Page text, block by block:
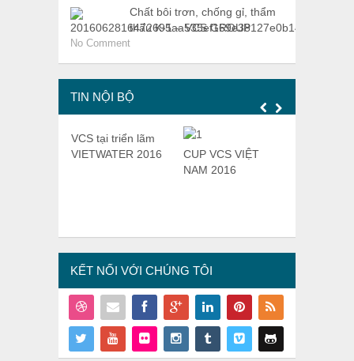
Chất bôi trơn, chống gỉ, thẩm
thấu K-1 – VCS GROUP
No Comment
TIN NỘI BỘ
VCS tại triển lãm
VIETWATER 2016
CUP VCS VIỆT
NAM 2016
KẾT NỐI VỚI CHÚNG TÔI